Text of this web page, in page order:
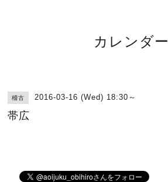
カレンダー
稽古 2016-03-16 (Wed) 18:30～
帯広